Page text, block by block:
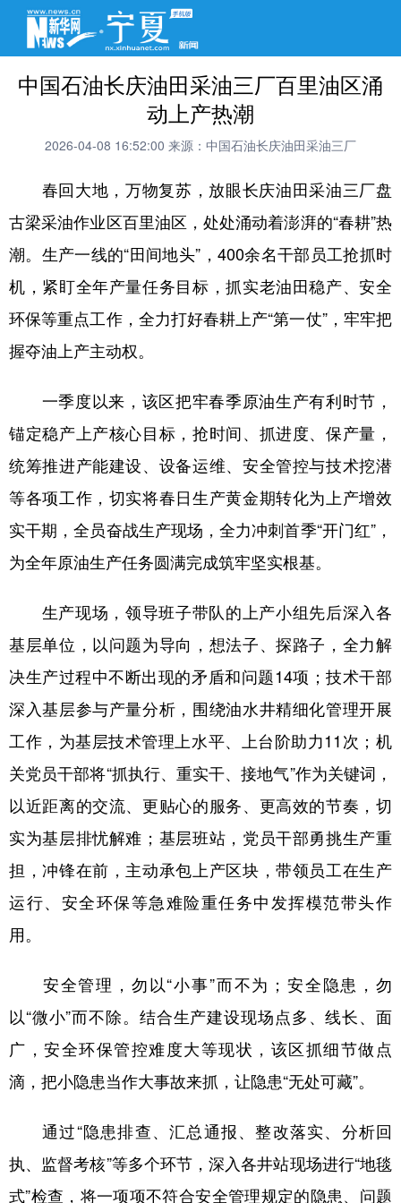
中国石油长庆油田采油三厂百里油区涌
动上产热潮
2026-04-08 16:52:00 来源：中国石油长庆油田采油三厂
春回大地，万物复苏，放眼长庆油田采油三厂盘
古梁采油作业区百里油区，处处涌动着澎湃的“春耕”热
潮。生产一线的“田间地头”，400余名干部员工抢抓时
机，紧盯全年产量任务目标，抓实老油田稳产、安全
环保等重点工作，全力打好春耕上产“第一仗”，牢牢把
握夺油上产主动权。
一季度以来，该区把牢春季原油生产有利时节，
锚定稳产上产核心目标，抢时间、抓进度、保产量，
统筹推进产能建设、设备运维、安全管控与技术挖潜
等各项工作，切实将春日生产黄金期转化为上产增效
实干期，全员奋战生产现场，全力冲刺首季“开门红”，
为全年原油生产任务圆满完成筑牢坚实根基。
生产现场，领导班子带队的上产小组先后深入各
基层单位，以问题为导向，想法子、探路子，全力解
决生产过程中不断出现的矛盾和问题14项；技术干部
深入基层参与产量分析，围绕油水井精细化管理开展
工作，为基层技术管理上水平、上台阶助力11次；机
关党员干部将“抓执行、重实干、接地气”作为关键词，
以近距离的交流、更贴心的服务、更高效的节奏，切
实为基层排忧解难；基层班站，党员干部勇挑生产重
担，冲锋在前，主动承包上产区块，带领员工在生产
运行、安全环保等急难险重任务中发挥模范带头作
用。
安全管理，勿以“小事”而不为；安全隐患，勿
以“微小”而不除。结合生产建设现场点多、线长、面
广，安全环保管控难度大等现状，该区抓细节做点
滴，把小隐患当作大事故来抓，让隐患“无处可藏”。
通过“隐患排查、汇总通报、整改落实、分析回
执、监督考核”等多个环节，深入各井站现场进行“地毯
式”检查，将一项项不符合安全管理规定的隐患、问题